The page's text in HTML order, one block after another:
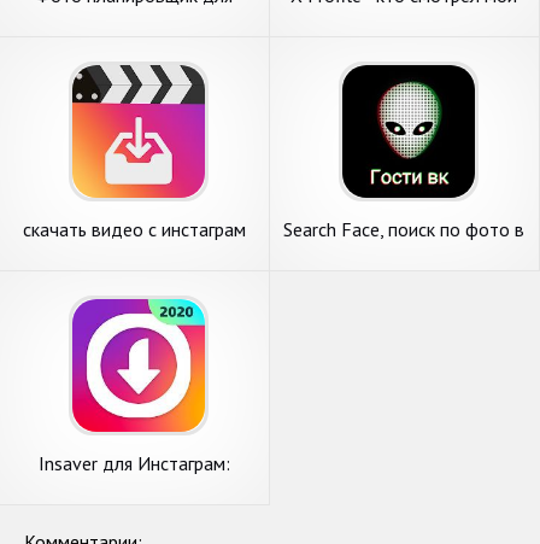
скачать видео с инстаграм
Search Face, поиск по фото в
Insaver для Инстаграм: